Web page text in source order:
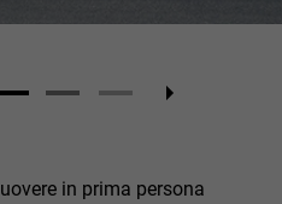
in prima persona